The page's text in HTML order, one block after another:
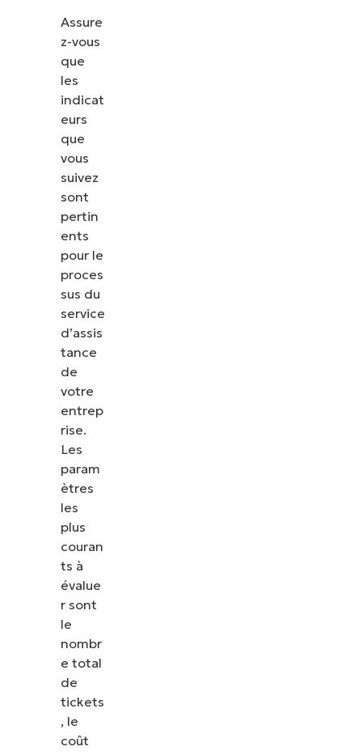
Assure
z-vous
que
les
indicat
eurs
que
vous
suivez
sont
pertin
ents
pour le
proces
sus du
service
d’assis
tance
de
votre
entrep
rise.
Les
param
ètres
les
plus
couran
ts à
évalue
r sont
le
nombr
e total
de
tickets
, le
coût